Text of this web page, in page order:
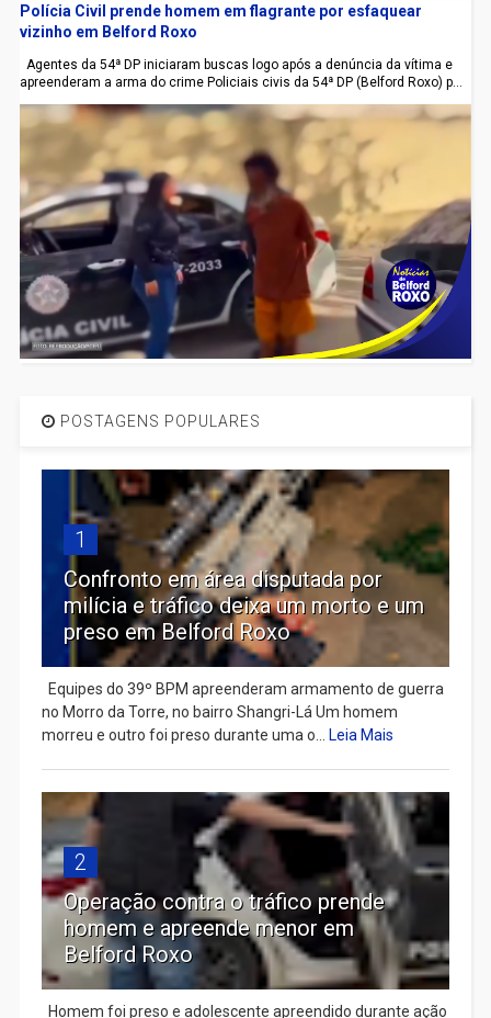
Polícia Civil prende homem em flagrante por esfaquear
vizinho em Belford Roxo
Agentes da 54ª DP iniciaram buscas logo após a denúncia da vítima e
apreenderam a arma do crime Policiais civis da 54ª DP (Belford Roxo) p...
POSTAGENS POPULARES
1
Confronto em área disputada por
milícia e tráfico deixa um morto e um
preso em Belford Roxo
Equipes do 39º BPM apreenderam armamento de guerra
no Morro da Torre, no bairro Shangri-Lá Um homem
morreu e outro foi preso durante uma o...
Leia Mais
2
Operação contra o tráfico prende
homem e apreende menor em
Belford Roxo
Homem foi preso e adolescente apreendido durante ação